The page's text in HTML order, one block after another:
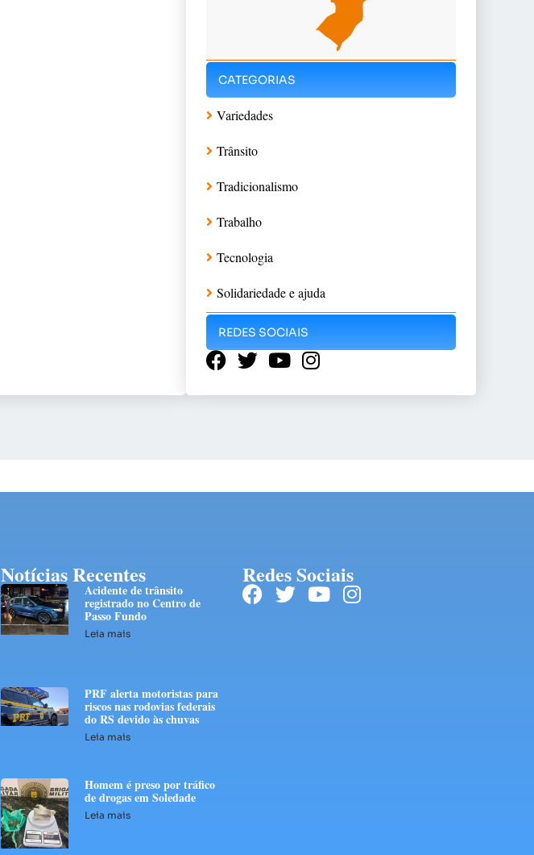
CATEGORIAS
Variedades
Trânsito
Tradicionalismo
Trabalho
Tecnologia
Solidariedade e ajuda
REDES SOCIAIS
Notícias Recentes
Acidente de trânsito
registrado no Centro de
Passo Fundo
Leia mais
PRF alerta motoristas para
riscos nas rodovias federais
do RS devido às chuvas
Leia mais
Homem é preso por tráfico
de drogas em Soledade
Leia mais
Redes Sociais